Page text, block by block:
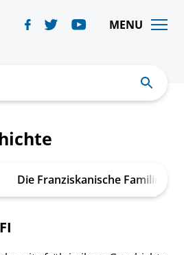
MENU
Die Franziskanische Familie